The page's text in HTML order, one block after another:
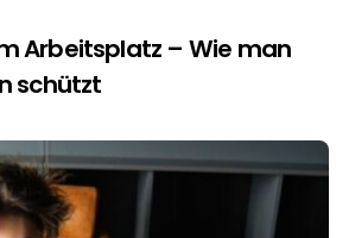
Arbeitsplatz – Wie man
schützt